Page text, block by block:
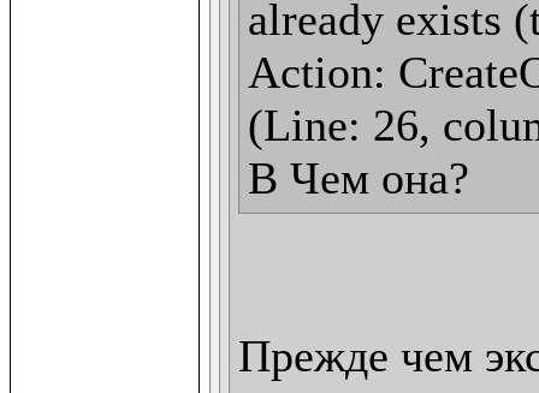
already exists
Action:
(Line: 26,
В Чем она?
Прежде чем